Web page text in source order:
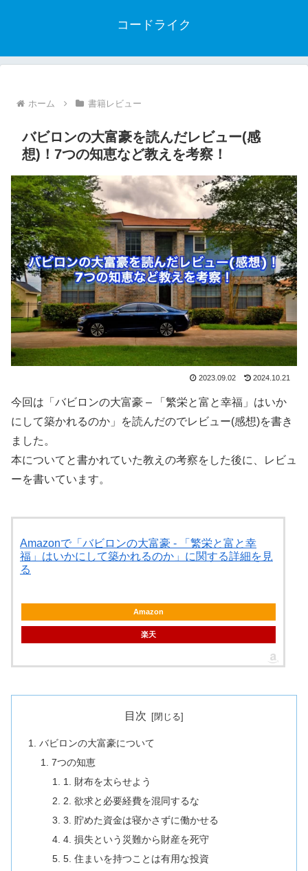
コードライク
ホーム 書籍レビュー
バビロンの大富豪を読んだレビュー(感
想)！7つの知恵など教えを考察！
2023.09.02 2024.10.21
今回は「バビロンの大富豪 – 「繁栄と富と幸福」はいか
にして築かれるのか」を読んだのでレビュー(感想)を書き
ました。
本についてと書かれていた教えの考察をした後に、レビュ
ーを書いています。
Amazonで「バビロンの大富豪 - 「繁栄と富と幸
福」はいかにして築かれるのか」に関する詳細を見
る
Amazon
楽天
目次
バビロンの大富豪について
7つの知恵
1. 財布を太らせよう
2. 欲求と必要経費を混同するな
3. 貯めた資金は寝かさずに働かせる
4. 損失という災難から財産を死守
5. 住まいを持つことは有用な投資